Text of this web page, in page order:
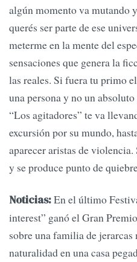
algún momento va mutando
querés ser parte de ese
meterme en la mente del
sensaciones que genera la
las reales. Si fuera tu primo
una persona y no un
“Los agitadores” te va
excursión por su mundo,
aparecer aristas de
y se produce punto de
Noticias:En el último
interest” ganó el Gran
sobre una familia de
naturalidad en una casa